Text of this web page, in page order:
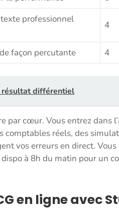
professionnel
4
façon percutante 4
résultat différentiel
par cœur. Vous entrez dans l’
comptables réels, des
vos erreurs en direct. Vous
à 8h du matin pour un
en ligne avec